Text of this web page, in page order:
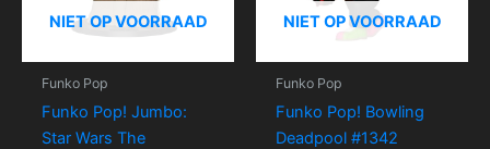
NIET OP VOORRAAD
Funko Pop
Funko Pop! Jumbo:
Star Wars The
NIET OP VOORRAAD
Funko Pop
Funko Pop! Bowling
Deadpool #1342